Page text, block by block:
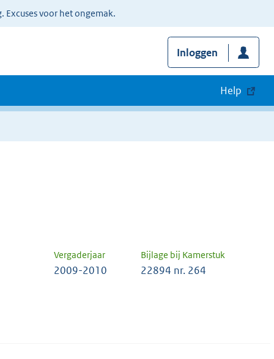
voor het ongemak.
Inloggen
Help
Vergaderjaar Bijlage bij Kamerstuk
2009-2010 22894 nr. 264